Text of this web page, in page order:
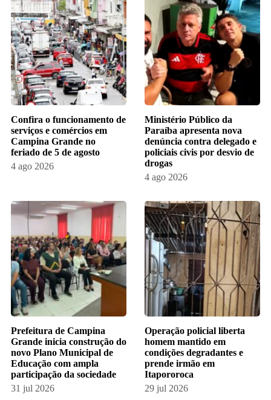
Confira o funcionamento de
serviços e comércios em
Campina Grande no
feriado de 5 de agosto
4 ago 2026
Ministério Público da
Paraíba apresenta nova
denúncia contra delegado e
policiais civis por desvio de
drogas
4 ago 2026
Prefeitura de Campina
Grande inicia construção do
novo Plano Municipal de
Educação com ampla
participação da sociedade
31 jul 2026
Operação policial liberta
homem mantido em
condições degradantes e
prende irmão em
Itapororoca
29 jul 2026